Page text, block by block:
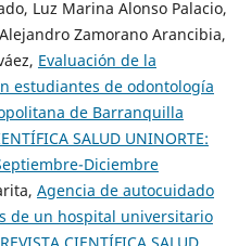
Luz Marina Alonso Palacio,
Zamorano Arancibia,
Evaluación de la
estudiantes de odontología
de Barranquilla
SALUD UNINORTE:
Diciembre
Agencia de autocuidado
de un hospital universitario